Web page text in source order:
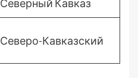
Северный Кавказ
Северо-Кавказский